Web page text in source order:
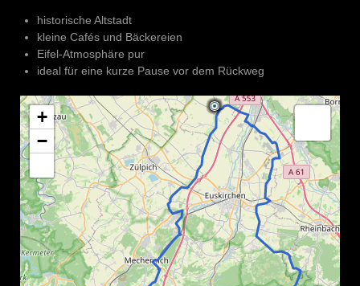
historische Altstadt
kleine Cafés und Bäckereien
Eifel-Atmosphäre pur
ideal für eine kurze Pause vor dem Rückweg
+
−